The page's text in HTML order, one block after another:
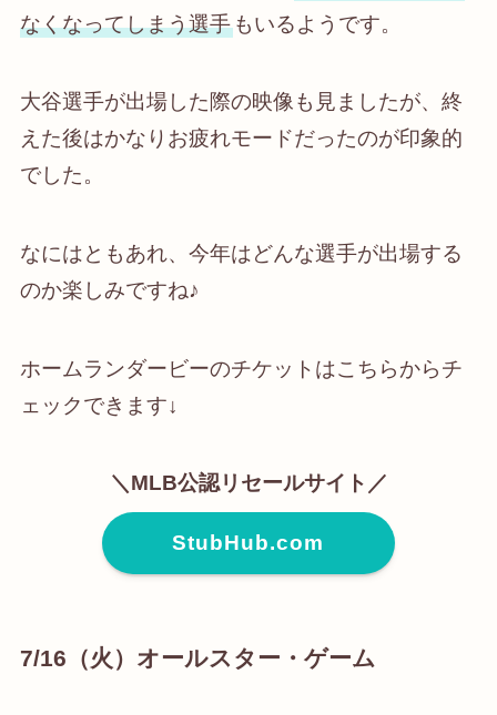
なくなってしまう選手もいるようです。
大谷選手が出場した際の映像も見ましたが、終
えた後はかなりお疲れモードだったのが印象的
でした。
なにはともあれ、今年はどんな選手が出場する
のか楽しみですね♪
ホームランダービーのチケットはこちらからチ
ェックできます↓
＼MLB公認リセールサイト／
StubHub.com
7/16（火）オールスター・ゲーム